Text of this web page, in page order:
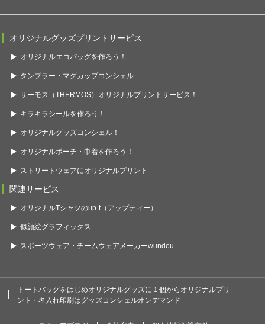
オリジナルグッズプリントサービス
オリジナルエコバッグを作ろう！
タンブラー・マグカップコンシェル
サーモス（THERMOS）オリジナルプリントサービス！
キラキラシールを作ろう！
オリジナルグッズコンシェル！
オリジナルポーチ・巾着を作ろう！
ストリートウェアにオリジナルプリント
関連サービス
オリジナルTシャツのup-t（アップティー）
似顔絵グラフィックス
スポーツウェア・チームウェアメーカーwundou
トートバッグをはじめオリジナルグッズに１個からオリジナルプリ
ント・名入れ印刷はグッズコンシェルオンデマンド